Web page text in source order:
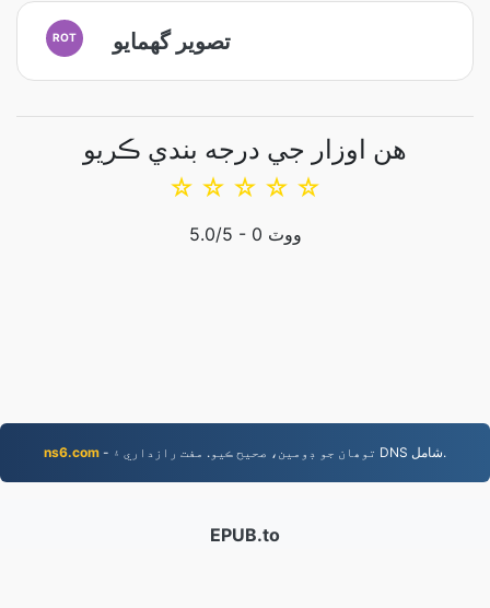
ROT تصوير گھمايو
هن اوزار جي درجه بندي ڪريو
☆
☆
☆
☆
☆
5.0/5 - 0 ووٽ
ns6.com - توھان جو ڊومين، صحيح ڪيو. مفت رازداري ۽ DNS شامل.
EPUB.to